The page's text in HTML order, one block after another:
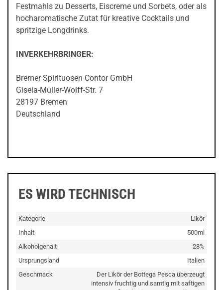
Festmahls zu Desserts, Eiscreme und Sorbets, oder als
hocharomatische Zutat für kreative Cocktails und
spritzige Longdrinks.
INVERKEHRBRINGER:
Bremer Spirituosen Contor GmbH
Gisela-Müller-Wolff-Str. 7
28197 Bremen
Deutschland
ES WIRD TECHNISCH
Kategorie
Likör
Inhalt
500ml
Alkoholgehalt
28%
Ursprungsland
Italien
Geschmack
Der Likör der Bottega Pesca überzeugt
intensiv fruchtig und samtig mit saftigen